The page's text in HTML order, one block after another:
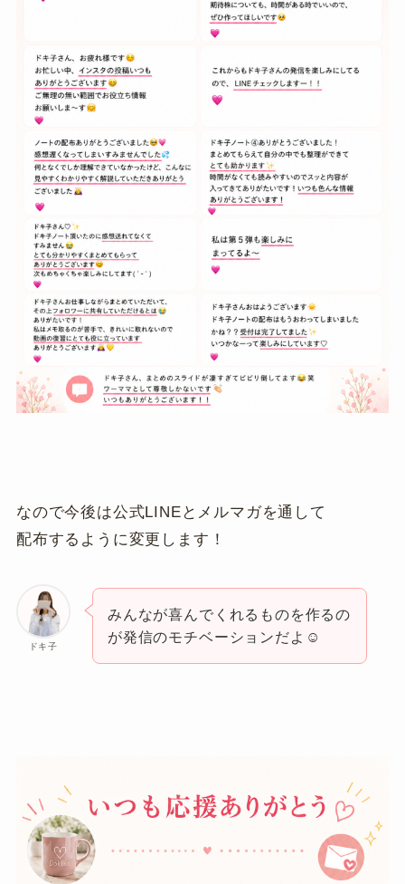
なので今後は公式LINEとメルマガを通して
配布するように変更します！
ドキ子
みんなが喜んでくれるものを作るの
が発信のモチベーションだよ☺️